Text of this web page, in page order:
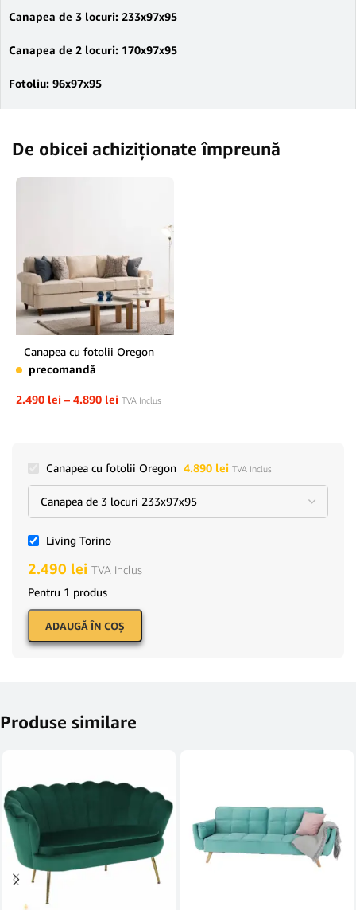
Canapea de 3 locuri: 233x97x95
Canapea de 2 locuri: 170x97x95
Fotoliu: 96x97x95
De obicei achiziționate împreună
Canapea cu fotolii Oregon
precomandă
2.490 lei – 4.890 lei TVA Inclus
Canapea cu fotolii Oregon 4.890 lei TVA Inclus
Living Torino
2.490 lei TVA Inclus
Pentru 1 produs
ADAUGĂ ÎN COŞ
Produse similare